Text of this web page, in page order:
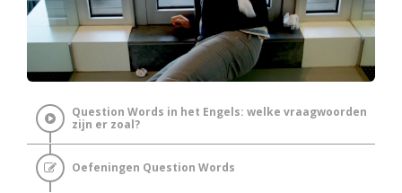
Question Words in het Engels: welke vraagwoorden
zijn er zoal?
Oefeningen Question Words